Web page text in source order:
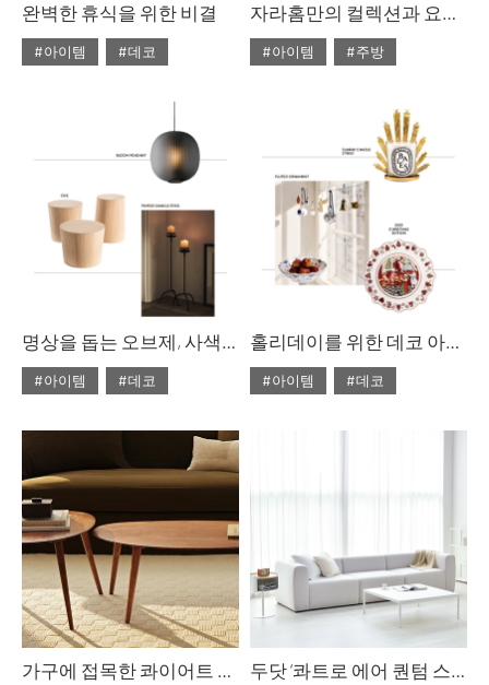
완벽한 휴식을 위한 비결
#아이템
#데코
자라홈만의 컬렉션과 요리 레시피
#아이템
#주방
#자라홈
명상을 돕는 오브제, 사색의 시간
#아이템
#데코
#홈 스타일링
홀리데이를 위한 데코 아이템, 크리스마스 파티
#아이템
#데코
가구에 접목한 콰이어트 럭셔리 스타일링 두닷 ‘콰트로 에어 퀀텀 스퀘어 페닉스 소파 테이블